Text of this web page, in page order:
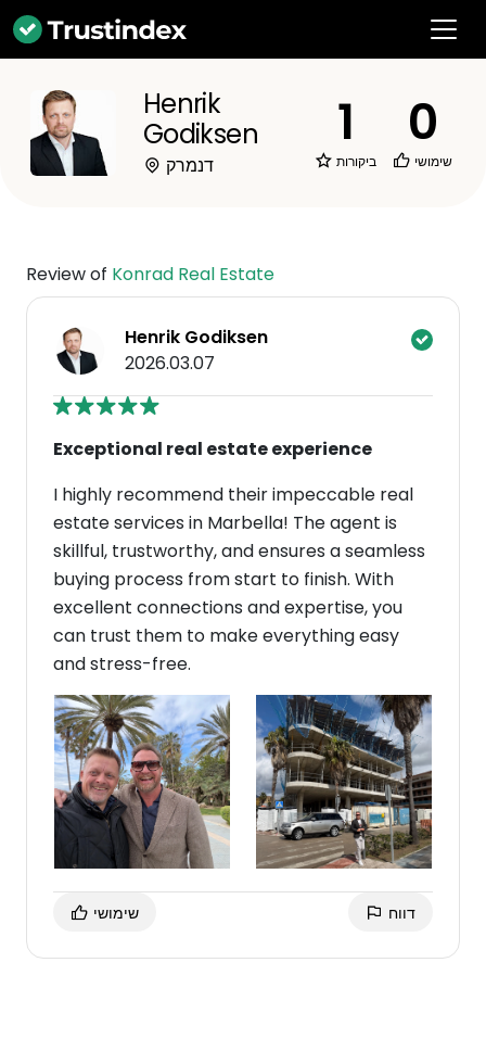
Henrik
Godiksen
דנמרק
1
ביקורות
0
שימושי
Review of Konrad Real Estate
Henrik Godiksen
2026.03.07
Exceptional real estate experience
I highly recommend their impeccable real
estate services in Marbella! The agent is
skillful, trustworthy, and ensures a seamless
buying process from start to finish. With
excellent connections and expertise, you
can trust them to make everything easy
and stress-free.
שימושי דווח